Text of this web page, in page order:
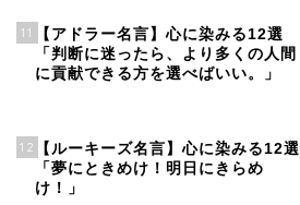
11
【アドラー名言】心に染みる12選
「判断に迷ったら、より多くの人間
に貢献できる方を選べばいい。」
12
【ルーキーズ名言】心に染みる12選
「夢にときめけ！明日にきらめ
け！」